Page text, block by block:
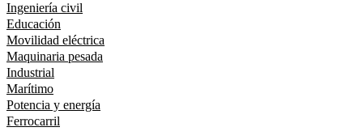
Ingeniería civil
Educación
Movilidad eléctrica
Maquinaria pesada
Industrial
Marítimo
Potencia y energía
Ferrocarril